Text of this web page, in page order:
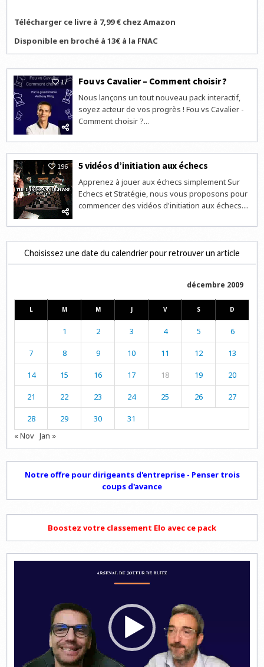
Télécharger ce livre à 7,99 € chez Amazon
Disponible en broché à 13€ à la FNAC
17 Fou vs Cavalier – Comment choisir ?
Nous lançons un tout nouveau pack interactif,
soyez acteur de vos progrès ! Fou vs Cavalier -
Comment choisir ?...
196 5 vidéos d’initiation aux échecs
Apprenez à jouer aux échecs simplement Sur
Echecs et Stratégie, nous vous proposons pour
commencer des vidéos d'initiation aux échecs....
Choisissez une date du calendrier pour retrouver un article
décembre 2009
L M M J V S D
1 2 3 4 5 6
7 8 9 10 11 12 13
14 15 16 17 18 19 20
21 22 23 24 25 26 27
28 29 30
31
« Nov Jan »
Notre offre pour dirigeants d'entreprise - Penser trois
coups d'avance
Boostez votre classement Elo avec ce pack